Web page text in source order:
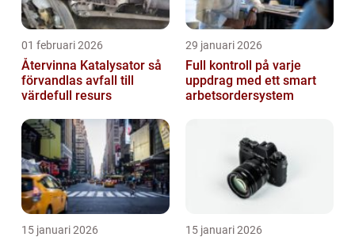
01 februari 2026
Återvinna Katalysator så
förvandlas avfall till
värdefull resurs
29 januari 2026
Full kontroll på varje
uppdrag med ett smart
arbetsordersystem
15 januari 2026 15 januari 2026